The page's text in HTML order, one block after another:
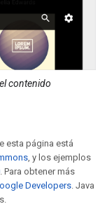
contenido
esta página está
, y los ejemplos
. Para obtener más
Developers . Java